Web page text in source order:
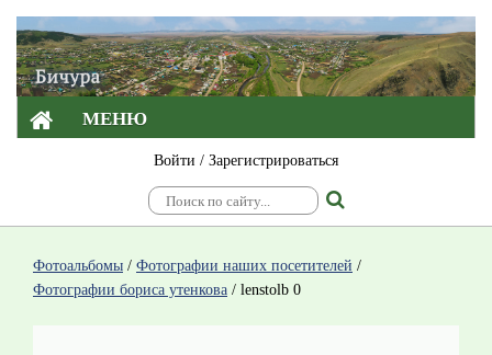
МЕНЮ
Войти / Зарегистрироваться
Фотоальбомы / Фотографии наших посетителей /
Фотографии бориса утенкова / lenstolb 0